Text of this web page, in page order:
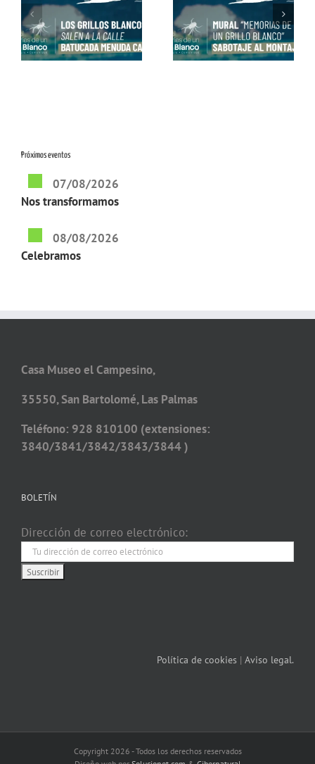
Mural «Memorias de
un Grillo Blanco» con
Matías Mata
Conviértete en Grillo
Blanco con Alex Dorta
Próximos eventos
07/08/2026
Nos transformamos
08/08/2026
Celebramos
Casa Museo el Campesino,
35550, San Bartolomé, Las Palmas
Teléfono: 928 810100 (extensiones:
3840/3841/3842/3843/3844 )
BOLETÍN
Dirección de correo electrónico:
Política de cookies | Aviso legal.
Copyright 2026 - Todos los derechos reservados